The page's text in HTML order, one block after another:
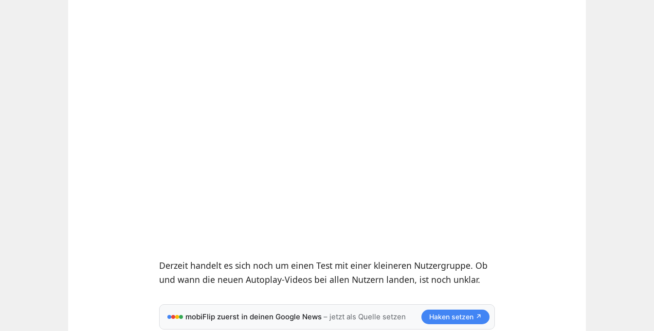
Derzeit handelt es sich noch um einen Test mit einer kleineren Nutzergruppe. Ob
und wann die neuen Autoplay-Videos bei allen Nutzern landen, ist noch unklar.
mobiFlip zuerst in deinen Google News– jetzt als Quelle setzen Haken setzen ↗